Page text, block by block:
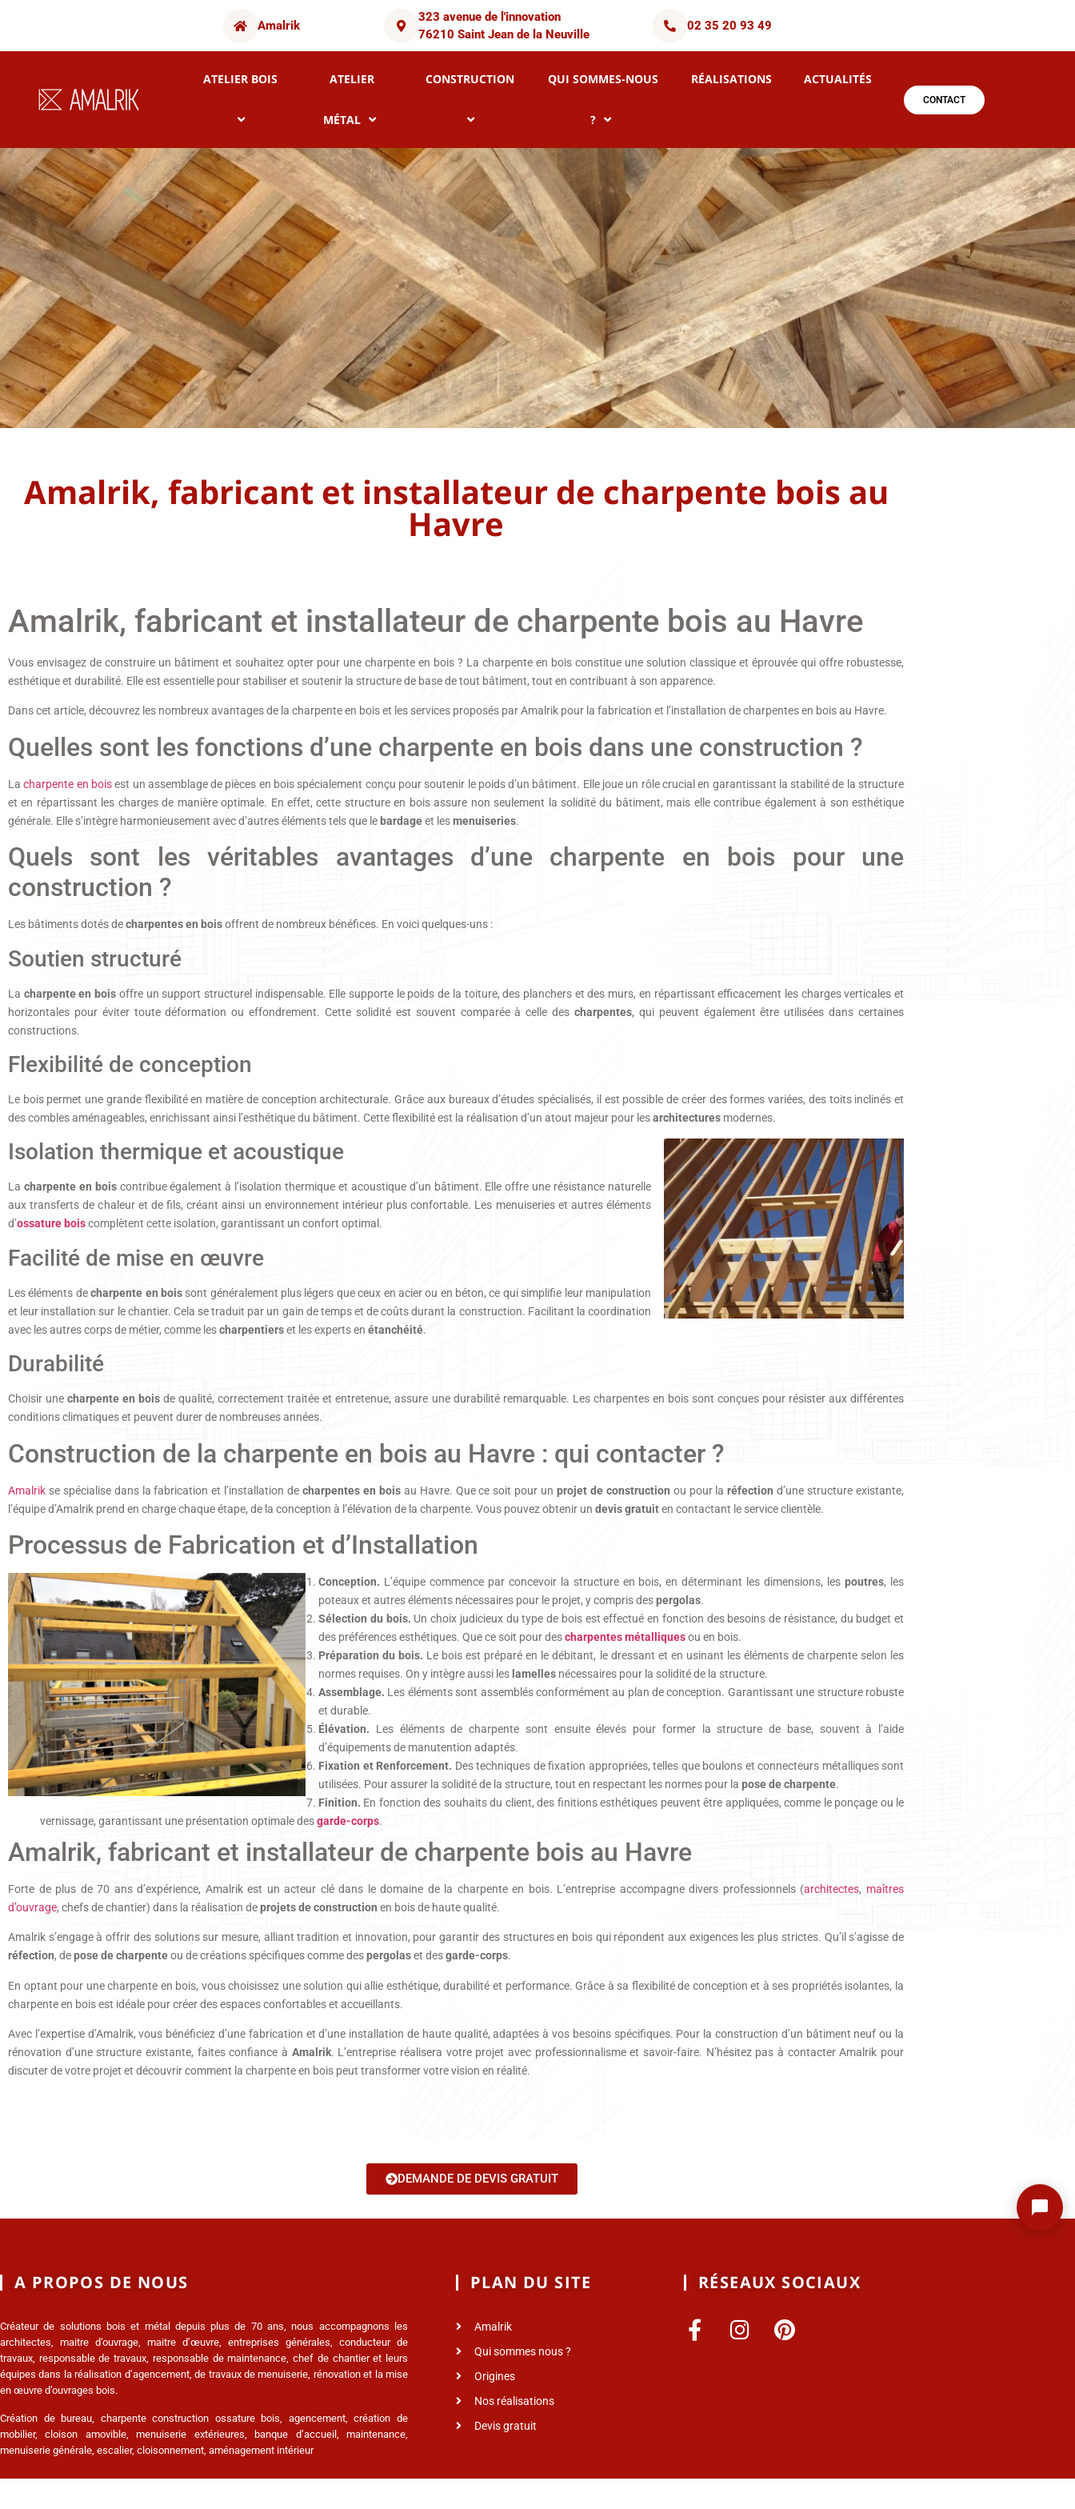
Amalrik
323 avenue de l'innovation
76210 Saint Jean de la Neuville
02 35 20 93 49
ATELIER BOIS ATELIER
MÉTAL
CONSTRUCTION QUI SOMMES-NOUS
?
RÉALISATIONS ACTUALITÉS
CONTACT
Amalrik, fabricant et installateur de charpente bois au
Havre
Amalrik, fabricant et installateur de charpente bois au Havre
Vous envisagez de construire un bâtiment et souhaitez opter pour une charpente en bois ? La charpente en bois constitue une solution classique et éprouvée qui offre robustesse,
esthétique et durabilité. Elle est essentielle pour stabiliser et soutenir la structure de base de tout bâtiment, tout en contribuant à son apparence.
Dans cet article, découvrez les nombreux avantages de la charpente en bois et les services proposés par Amalrik pour la fabrication et l’installation de charpentes en bois au Havre.
Quelles sont les fonctions d’une charpente en bois dans une construction ?
Lacharpente en boisest un assemblage de pièces en bois spécialement conçu pour soutenir le poids d’un bâtiment. Elle joue un rôle crucial en garantissant la stabilité de la structure
et en répartissant les charges de manière optimale. En effet, cette structure en bois assure non seulement la solidité du bâtiment, mais elle contribue également à son esthétique
générale. Elle s’intègre harmonieusement avec d’autres éléments tels que le bardageet lesmenuiseries.
Quels sont les véritables avantages d’une charpente en bois pour une
construction ?
Les bâtiments dotés decharpentes en boisoffrent de nombreux bénéfices. En voici quelques-uns :
Soutien structuré
La charpente en bois offre un support structurel indispensable. Elle supporte le poids de la toiture, des planchers et des murs, en répartissant efficacement les charges verticales et
horizontales pour éviter toute déformation ou effondrement. Cette solidité est souvent comparée à celle des charpentes, qui peuvent également être utilisées dans certaines
constructions.
Flexibilité de conception
Le bois permet une grande flexibilité en matière de conception architecturale. Grâce aux bureaux d’études spécialisés, il est possible de créer des formes variées, des toits inclinés et
des combles aménageables, enrichissant ainsi l’esthétique du bâtiment. Cette flexibilité est la réalisation d’un atout majeur pour lesarchitectures modernes.
Isolation thermique et acoustique
La charpente en boiscontribue également à l’isolation thermique et acoustique d’un bâtiment. Elle offre une résistance naturelle
aux transferts de chaleur et de fils, créant ainsi un environnement intérieur plus confortable. Les menuiseries et autres éléments
d’ossature boiscomplètent cette isolation, garantissant un confort optimal.
Facilité de mise en œuvre
Les éléments decharpente en boissont généralement plus légers que ceux en acier ou en béton, ce qui simplifie leur manipulation
et leur installation sur le chantier. Cela se traduit par un gain de temps et de coûts durant la construction. Facilitant la coordination
avec les autres corps de métier, comme lescharpentierset les experts en étanchéité.
Durabilité
Choisir unecharpente en bois de qualité, correctement traitée et entretenue, assure une durabilité remarquable. Les charpentes en bois sont conçues pour résister aux différentes
conditions climatiques et peuvent durer de nombreuses années.
Construction de la charpente en bois au Havre : qui contacter ?
Amalrik se spécialise dans la fabrication et l’installation decharpentes en boisau Havre. Que ce soit pour un projet de construction ou pour laréfection d’une structure existante,
l’équipe d’Amalrik prend en charge chaque étape, de la conception à l’élévation de la charpente. Vous pouvez obtenir un devis gratuiten contactant le service clientèle.
Processus de Fabrication et d’Installation
Conception. L’équipe commence par concevoir la structure en bois, en déterminant les dimensions, lespoutres, les
poteaux et autres éléments nécessaires pour le projet, y compris despergolas.
Sélection du bois. Un choix judicieux du type de bois est effectué en fonction des besoins de résistance, du budget et
des préférences esthétiques. Que ce soit pour descharpentesmétalliquesou en bois.
Préparation du bois. Le bois est préparé en le débitant, le dressant et en usinant les éléments de charpente selon les
normes requises. On y intègre aussi les lamelles nécessaires pour la solidité de la structure.
Assemblage. Les éléments sont assemblés conformément au plan de conception. Garantissant une structure robuste
et durable.
Élévation. Les éléments de charpente sont ensuite élevés pour former la structure de base, souvent à l’aide
d’équipements de manutention adaptés.
Fixation et Renforcement. Des techniques de fixation appropriées, telles que boulons et connecteurs métalliques sont
utilisées. Pour assurer la solidité de la structure, tout en respectant les normes pour la pose de charpente.
Finition. En fonction des souhaits du client, des finitions esthétiques peuvent être appliquées, comme le ponçage ou le
vernissage, garantissant une présentation optimale desgarde-corps.
Amalrik, fabricant et installateur de charpente bois au Havre
Forte de plus de 70 ans d’expérience, Amalrik est un acteur clé dans le domaine de la charpente en bois. L’entreprise accompagne divers professionnels (architectes, maîtres
d’ouvrage, chefs de chantier) dans la réalisation deprojets de construction en bois de haute qualité.
Amalrik s’engage à offrir des solutions sur mesure, alliant tradition et innovation, pour garantir des structures en bois qui répondent aux exigences les plus strictes. Qu’il s’agisse de
réfection, depose de charpenteou de créations spécifiques comme despergolaset desgarde-corps.
En optant pour une charpente en bois, vous choisissez une solution qui allie esthétique, durabilité et performance. Grâce à sa flexibilité de conception et à ses propriétés isolantes, la
charpente en bois est idéale pour créer des espaces confortables et accueillants.
Avec l’expertise d’Amalrik, vous bénéficiez d’une fabrication et d’une installation de haute qualité, adaptées à vos besoins spécifiques. Pour la construction d’un bâtiment neuf ou la
rénovation d’une structure existante, faites confiance à Amalrik. L’entreprise réalisera votre projet avec professionnalisme et savoir-faire. N’hésitez pas à contacter Amalrik pour
discuter de votre projet et découvrir comment la charpente en bois peut transformer votre vision en réalité.
DEMANDE DE DEVIS GRATUIT
A PROPOS DE NOUS
Créateur de solutions bois et métal depuis plus de 70 ans, nous accompagnons les
architectes, maitre d’ouvrage, maitre d’œuvre, entreprises générales, conducteur de
travaux, responsable de travaux, responsable de maintenance, chef de chantier et leurs
équipes dans la réalisation d’agencement, de travaux de menuiserie, rénovation et la mise
en œuvre d’ouvrages bois.
Création de bureau, charpente construction ossature bois, agencement, création de
mobilier, cloison amovible, menuiserie extérieures, banque d’accueil, maintenance,
menuiserie générale, escalier, cloisonnement, aménagement intérieur
PLAN DU SITE
Amalrik
Qui sommes nous ?
Origines
Nos réalisations
Devis gratuit
RÉSEAUX SOCIAUX